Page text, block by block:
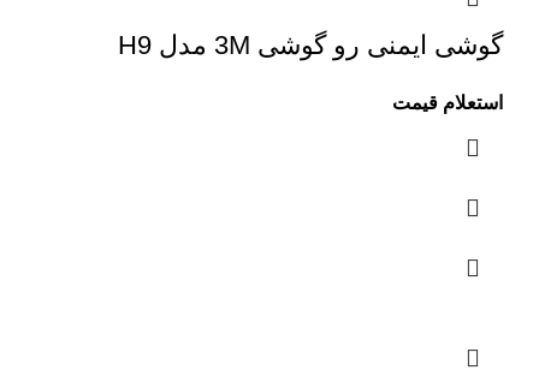
گوشی ایمنی رو گوشی 3M مدل H9
استعلام قیمت